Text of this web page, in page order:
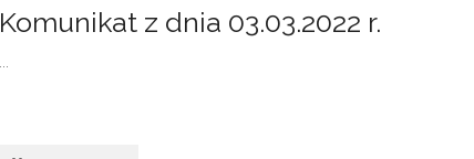
Komunikat z dnia 03.03.2022 r.